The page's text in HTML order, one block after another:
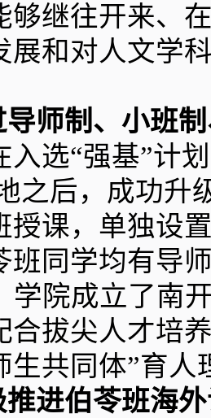
够继往开来、
展和对人文学
导师制、小班
入选“强基”计
之后，成功升
授课，单独设
班同学均有导
学院成立了南
合拔尖人才培
生共同体”育人
推进伯苓班海